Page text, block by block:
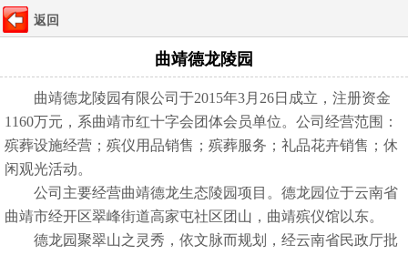
返回
曲靖德龙陵园
曲靖德龙陵园有限公司于2015年3月26日成立，注册资金
1160万元，系曲靖市红十字会团体会员单位。公司经营范围：
殡葬设施经营；殡仪用品销售；殡葬服务；礼品花卉销售；休
闲观光活动。
公司主要经营曲靖德龙生态陵园项目。德龙园位于云南省
曲靖市经开区翠峰街道高家屯社区团山，曲靖殡仪馆以东。
德龙园聚翠山之灵秀，依文脉而规划，经云南省民政厅批